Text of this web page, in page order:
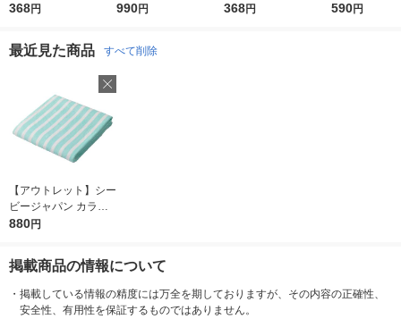
ュラー 天然キトサン
368円
２０ｃｍ グレー 良品
990円
ソフト 天然キトサン
368円
ィタオル シャ
590円
最近見た商品 すべて削除
お気に入りに
登録しました
【アウトレット】シー
ビージャパン カラリ
クオ バスタオル ボ
880円
掲載商品の情報について
・ 掲載している情報の精度には万全を期しておりますが、その内容の正確性、
安全性、有用性を保証するものではありません。